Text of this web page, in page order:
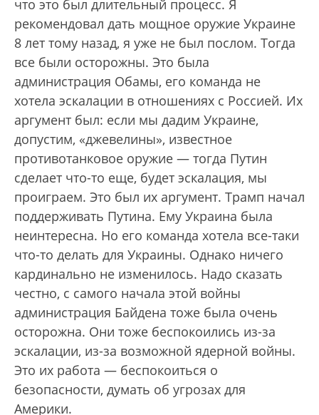
что это был длительный процесс. Я
рекомендовал дать мощное оружие Украине
8 лет тому назад, я уже не был послом. Тогда
все были осторожны. Это была
администрация Обамы, его команда не
хотела эскалации в отношениях с Россией. Их
аргумент был: если мы дадим Украине,
допустим, «джевелины», известное
противотанковое оружие — тогда Путин
сделает что-то еще, будет эскалация, мы
проиграем. Это был их аргумент. Трамп начал
поддерживать Путина. Ему Украина была
неинтересна. Но его команда хотела все-таки
что-то делать для Украины. Однако ничего
кардинально не изменилось. Надо сказать
честно, с самого начала этой войны
администрация Байдена тоже была очень
осторожна. Они тоже беспокоились из-за
эскалации, из-за возможной ядерной войны.
Это их работа — беспокоиться о
безопасности, думать об угрозах для
Америки.